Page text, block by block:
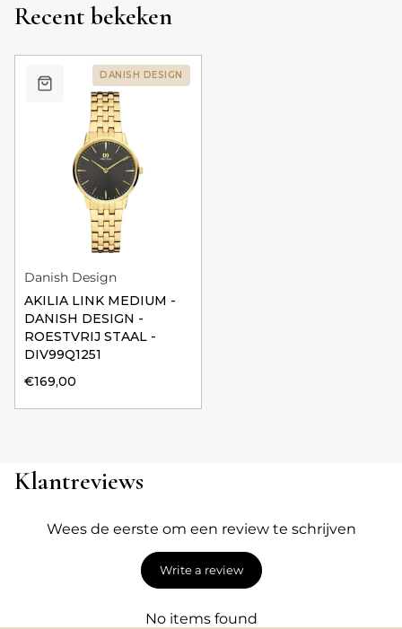
Recent bekeken
DANISH DESIGN
Danish Design
AKILIA LINK MEDIUM -
DANISH DESIGN -
ROESTVRIJ STAAL -
DIV99Q1251
€169,00
Klantreviews
Wees de eerste om een review te schrijven
Write a review
No items found